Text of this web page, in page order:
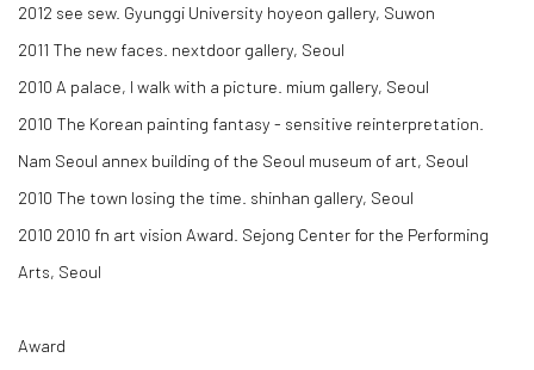
2012 see sew. Gyunggi University hoyeon gallery, Suwon
2011 The new faces. nextdoor gallery, Seoul
2010 A palace, I walk with a picture. mium gallery, Seoul
2010 The Korean painting fantasy - sensitive reinterpretation.
Nam Seoul annex building of the Seoul museum of art, Seoul
2010 The town losing the time. shinhan gallery, Seoul
2010 2010 fn art vision Award. Sejong Center for the Performing
Arts, Seoul
Award